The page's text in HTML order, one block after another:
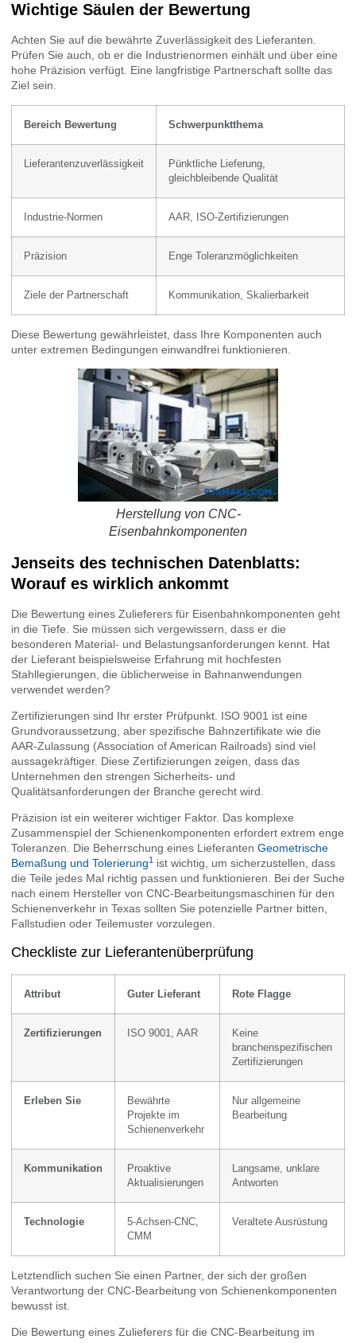
Wichtige Säulen der Bewertung
Achten Sie auf die bewährte Zuverlässigkeit des Lieferanten.
Prüfen Sie auch, ob er die Industrienormen einhält und über eine
hohe Präzision verfügt. Eine langfristige Partnerschaft sollte das
Ziel sein.
Bereich Bewertung Schwerpunktthema
Lieferantenzuverlässigkeit
Pünktliche Lieferung,
gleichbleibende Qualität
Industrie-Normen AAR, ISO-Zertifizierungen
Präzision Enge Toleranzmöglichkeiten
Ziele der Partnerschaft Kommunikation, Skalierbarkeit
Diese Bewertung gewährleistet, dass Ihre Komponenten auch
unter extremen Bedingungen einwandfrei funktionieren.
Herstellung von CNC-
Eisenbahnkomponenten
Jenseits des technischen Datenblatts:
Worauf es wirklich ankommt
Die Bewertung eines Zulieferers für Eisenbahnkomponenten geht
in die Tiefe. Sie müssen sich vergewissern, dass er die
besonderen Material- und Belastungsanforderungen kennt. Hat
der Lieferant beispielsweise Erfahrung mit hochfesten
Stahllegierungen, die üblicherweise in Bahnanwendungen
verwendet werden?
Zertifizierungen sind Ihr erster Prüfpunkt. ISO 9001 ist eine
Grundvoraussetzung, aber spezifische Bahnzertifikate wie die
AAR-Zulassung (Association of American Railroads) sind viel
aussagekräftiger. Diese Zertifizierungen zeigen, dass das
Unternehmen den strengen Sicherheits- und
Qualitätsanforderungen der Branche gerecht wird.
Präzision ist ein weiterer wichtiger Faktor. Das komplexe
Zusammenspiel der Schienenkomponenten erfordert extrem enge
Toleranzen. Die Beherrschung eines Lieferanten Geometrische
Bemaßung und Tolerierung1 ist wichtig, um sicherzustellen, dass
die Teile jedes Mal richtig passen und funktionieren. Bei der Suche
nach einem Hersteller von CNC-Bearbeitungsmaschinen für den
Schienenverkehr in Texas sollten Sie potenzielle Partner bitten,
Fallstudien oder Teilemuster vorzulegen.
Checkliste zur Lieferantenüberprüfung
Attribut Guter Lieferant Rote Flagge
Zertifizierungen ISO 9001, AAR
Keine
branchenspezifischen
Zertifizierungen
Erleben Sie
Bewährte
Projekte im
Schienenverkehr
Nur allgemeine
Bearbeitung
Kommunikation
Proaktive
Aktualisierungen
Langsame, unklare
Antworten
Technologie
5-Achsen-CNC,
CMM
Veraltete Ausrüstung
Letztendlich suchen Sie einen Partner, der sich der großen
Verantwortung der CNC-Bearbeitung von Schienenkomponenten
bewusst ist.
Die Bewertung eines Zulieferers für die CNC-Bearbeitung im